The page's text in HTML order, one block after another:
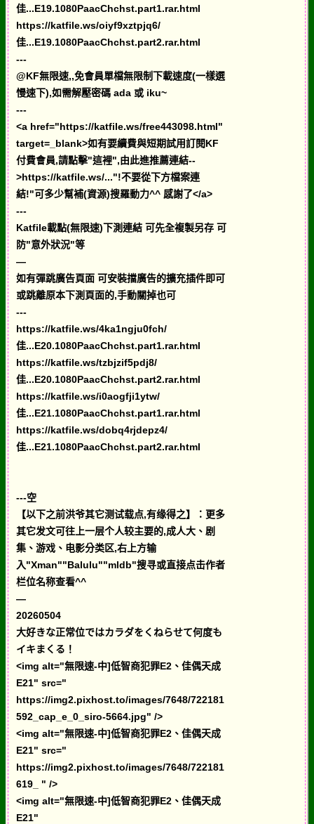
佳...E19.1080PaacChchst.part1.rar.html
https://katfile.ws/oiyf9xztpjq6/
佳...E19.1080PaacChchst.part2.rar.html
---
@KF無限速,,免會員單檔無限制下載速度(一樣選
慢速下),如需解壓密碼 ada 或 iku~
---
<a href="https://katfile.ws/free443098.html"
target=_blank>如有要續費與短期試用訂閱KF
付費會員,請點擊"這裡",由此進推薦連結--
>https://katfile.ws/..."!不要從下方檔案連
結!"可多少幫補(資源)搜羅動力^^ 感謝了</a>
---
Katfile載點(無限速)下測連結 可先全複製另存 可
防"意外狀況"等
—
如有彈跳廣告頁面 可安裝擋廣告的擴充插件即可
或跳離原本下測頁面的,手動關掉也可
---
https://katfile.ws/4ka1ngju0fch/
佳...E20.1080PaacChchst.part1.rar.html
https://katfile.ws/tzbjzif5pdj8/
佳...E20.1080PaacChchst.part2.rar.html
https://katfile.ws/i0aogfji1ytw/
佳...E21.1080PaacChchst.part1.rar.html
https://katfile.ws/dobq4rjdepz4/
佳...E21.1080PaacChchst.part2.rar.html
---空
【以下之前洪爷其它测试载点,有缘得之】：更多
其它发文可往上一层个人较主要的,成人大、剧
集、游戏、电影分类区,右上方输
入"Xman""Balulu""mldb"搜寻或直接点击作者
栏位名称查看^^
—
20260504
大好きな正常位ではカラダをくねらせて何度も
イキまくる！
<img alt="無限速-中]低智商犯罪E2、佳偶天成
E21" src="
https://img2.pixhost.to/images/7648/722181
592_cap_e_0_siro-5664.jpg" />
<img alt="無限速-中]低智商犯罪E2、佳偶天成
E21" src="
https://img2.pixhost.to/images/7648/722181
619_ " />
<img alt="無限速-中]低智商犯罪E2、佳偶天成
E21"